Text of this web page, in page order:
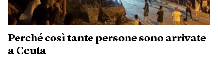
Perché così tante persone sono arrivate
a Ceuta